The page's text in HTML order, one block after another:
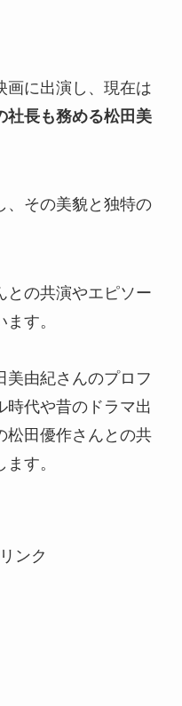
画に出演し、現在は
社長も務める松田美
、その美貌と独特の
との共演やエピソー
す。
美由紀さんのプロフ
時代や昔のドラマ出
松田優作さんとの共
す。
ンク